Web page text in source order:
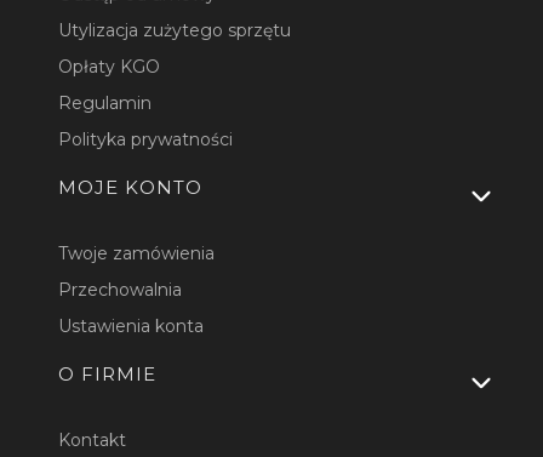
Utylizacja zużytego sprzętu
Opłaty KGO
Regulamin
Polityka prywatności
MOJE KONTO
Twoje zamówienia
Przechowalnia
Ustawienia konta
O FIRMIE
Kontakt